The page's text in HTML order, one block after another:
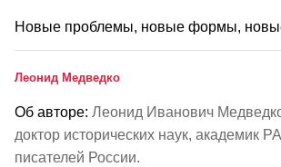
Новые проблемы, новые формы,
Леонид Медведко
Об авторе: Леонид Иванович
доктор исторических наук, академик
писателей России.